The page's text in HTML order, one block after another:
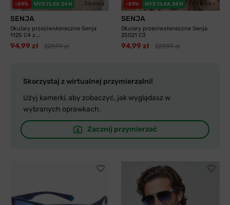
-59% WYSYŁKA 24H 3 kolory
SENJA
Okulary przeciwsłoneczne Senja
1125 C4 z...
94,99 zł 229,99 zł
-59% WYSYŁKA 24H 3 kolory
SENJA
Okulary przeciwsłoneczne Senja
25021 C3
94,99 zł 229,99 zł
Skorzystaj z wirtualnej przymierzalni!
Użyj kamerki, aby zobaczyć, jak wyglądasz w
wybranych oprawkach.
Zacznij przymierzać